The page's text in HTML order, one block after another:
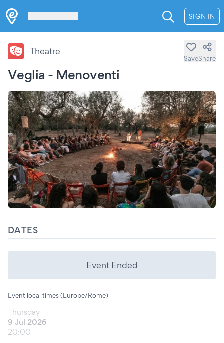
SIGN IN
Veglia - Menoventi
Theatre
SaveShare
DATES
Event Ended
Event local times (Europe/Rome)
Thursday
9 Jul 2026
20:00